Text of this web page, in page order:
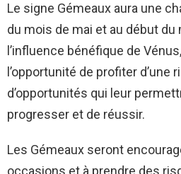
Le signe Gémeaux aura une
du mois de mai et au début du
l’influence bénéfique de
l’opportunité de profiter d’une
d’opportunités qui leur
progresser et de réussir.
Les Gémeaux seront
occasions et à prendre des